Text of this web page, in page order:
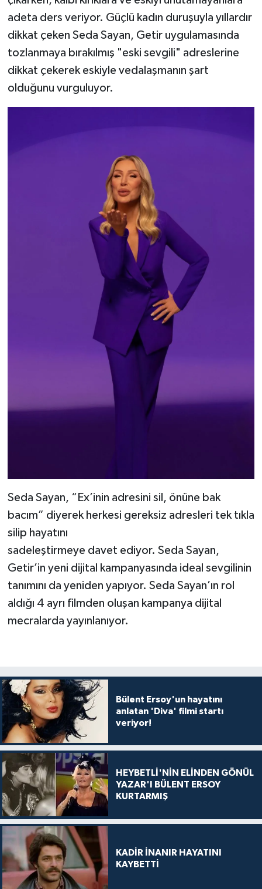
adeta ders veriyor. Güçlü kadın duruşuyla yıllardır
dikkat çeken Seda Sayan, Getir uygulamasında
tozlanmaya bırakılmış "eski sevgili" adreslerine
dikkat çekerek eskiyle vedalaşmanın şart
olduğunu vurguluyor.
Seda Sayan, “Ex’inin adresini sil, önüne bak
bacım” diyerek herkesi gereksiz adresleri tek tıkla
silip hayatını
sadeleştirmeye davet ediyor. Seda Sayan,
Getir’in yeni dijital kampanyasında ideal sevgilinin
tanımını da yeniden yapıyor. Seda Sayan’ın rol
aldığı 4 ayrı filmden oluşan kampanya dijital
mecralarda yayınlanıyor.
Bülent Ersoy'un hayatını
anlatan 'Diva' filmi startı
veriyor!
HEYBETLİ'NİN ELİNDEN GÖNÜL
YAZAR'I BÜLENT ERSOY
KURTARMIŞ
KADİR İNANIR HAYATINI
KAYBETTİ